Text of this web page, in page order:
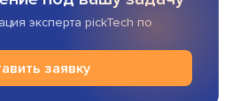
эксперта pickTech по
заявку